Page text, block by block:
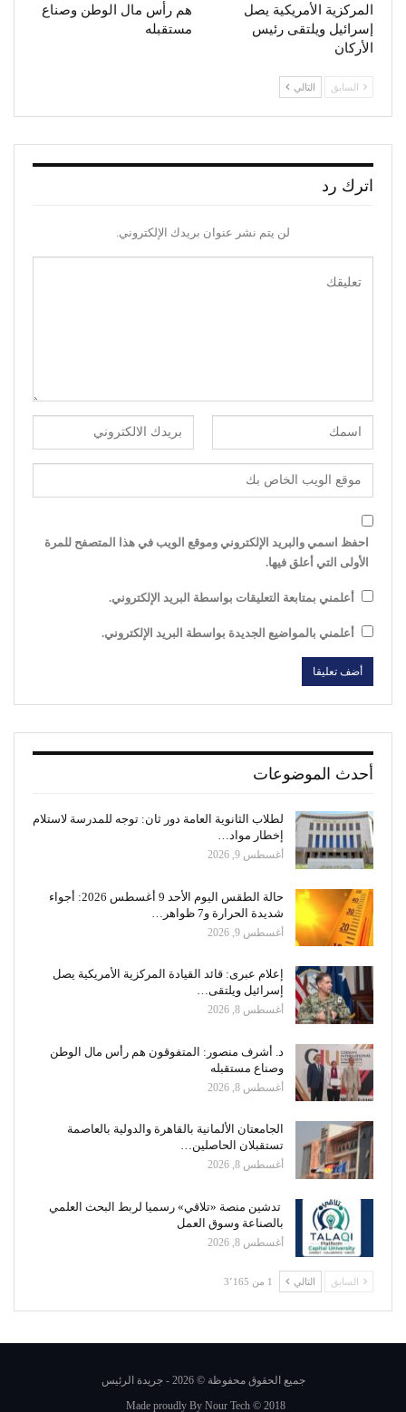
المركزية الأمريكية يصل
إسرائيل ويلتقى رئيس
الأركان
هم رأس مال الوطن وصناع
مستقبله
السابق التالي
اترك رد
لن يتم نشر عنوان بريدك الإلكتروني.
احفظ اسمي والبريد الإلكتروني وموقع الويب في هذا المتصفح للمرة
الأولى التي أعلق فيها.
أعلمني بمتابعة التعليقات بواسطة البريد الإلكتروني.
أعلمني بالمواضيع الجديدة بواسطة البريد الإلكتروني.
أحدث الموضوعات
لطلاب الثانوية العامة دور ثان: توجه للمدرسة لاستلام
إخطار مواد…
أغسطس 9, 2026
حالة الطقس اليوم الأحد 9 أغسطس 2026: أجواء
شديدة الحرارة و7 ظواهر…
أغسطس 9, 2026
إعلام عبرى: قائد القيادة المركزية الأمريكية يصل
إسرائيل ويلتقى…
أغسطس 8, 2026
د. أشرف منصور: المتفوقون هم رأس مال الوطن
وصناع مستقبله
أغسطس 8, 2026
الجامعتان الألمانية بالقاهرة والدولية بالعاصمة
تستقبلان الحاصلين…
أغسطس 8, 2026
تدشين منصة «تلاقي» رسميا لربط البحث العلمي
بالصناعة وسوق العمل
أغسطس 8, 2026
السابق التالي 1 من 3٬165
جميع الحقوق محفوظة © 2026 - جريدة الرئيس
Made proudly By Nour Tech © 2018